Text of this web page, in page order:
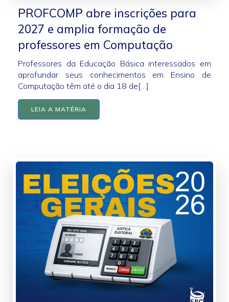
PROFCOMP abre inscrições para
2027 e amplia formação de
professores em Computação
Professores da Educação Básica interessados em
aprofundar seus conhecimentos em Ensino de
Computação têm até o dia 18 de[…]
LEIA A MATÉRIA